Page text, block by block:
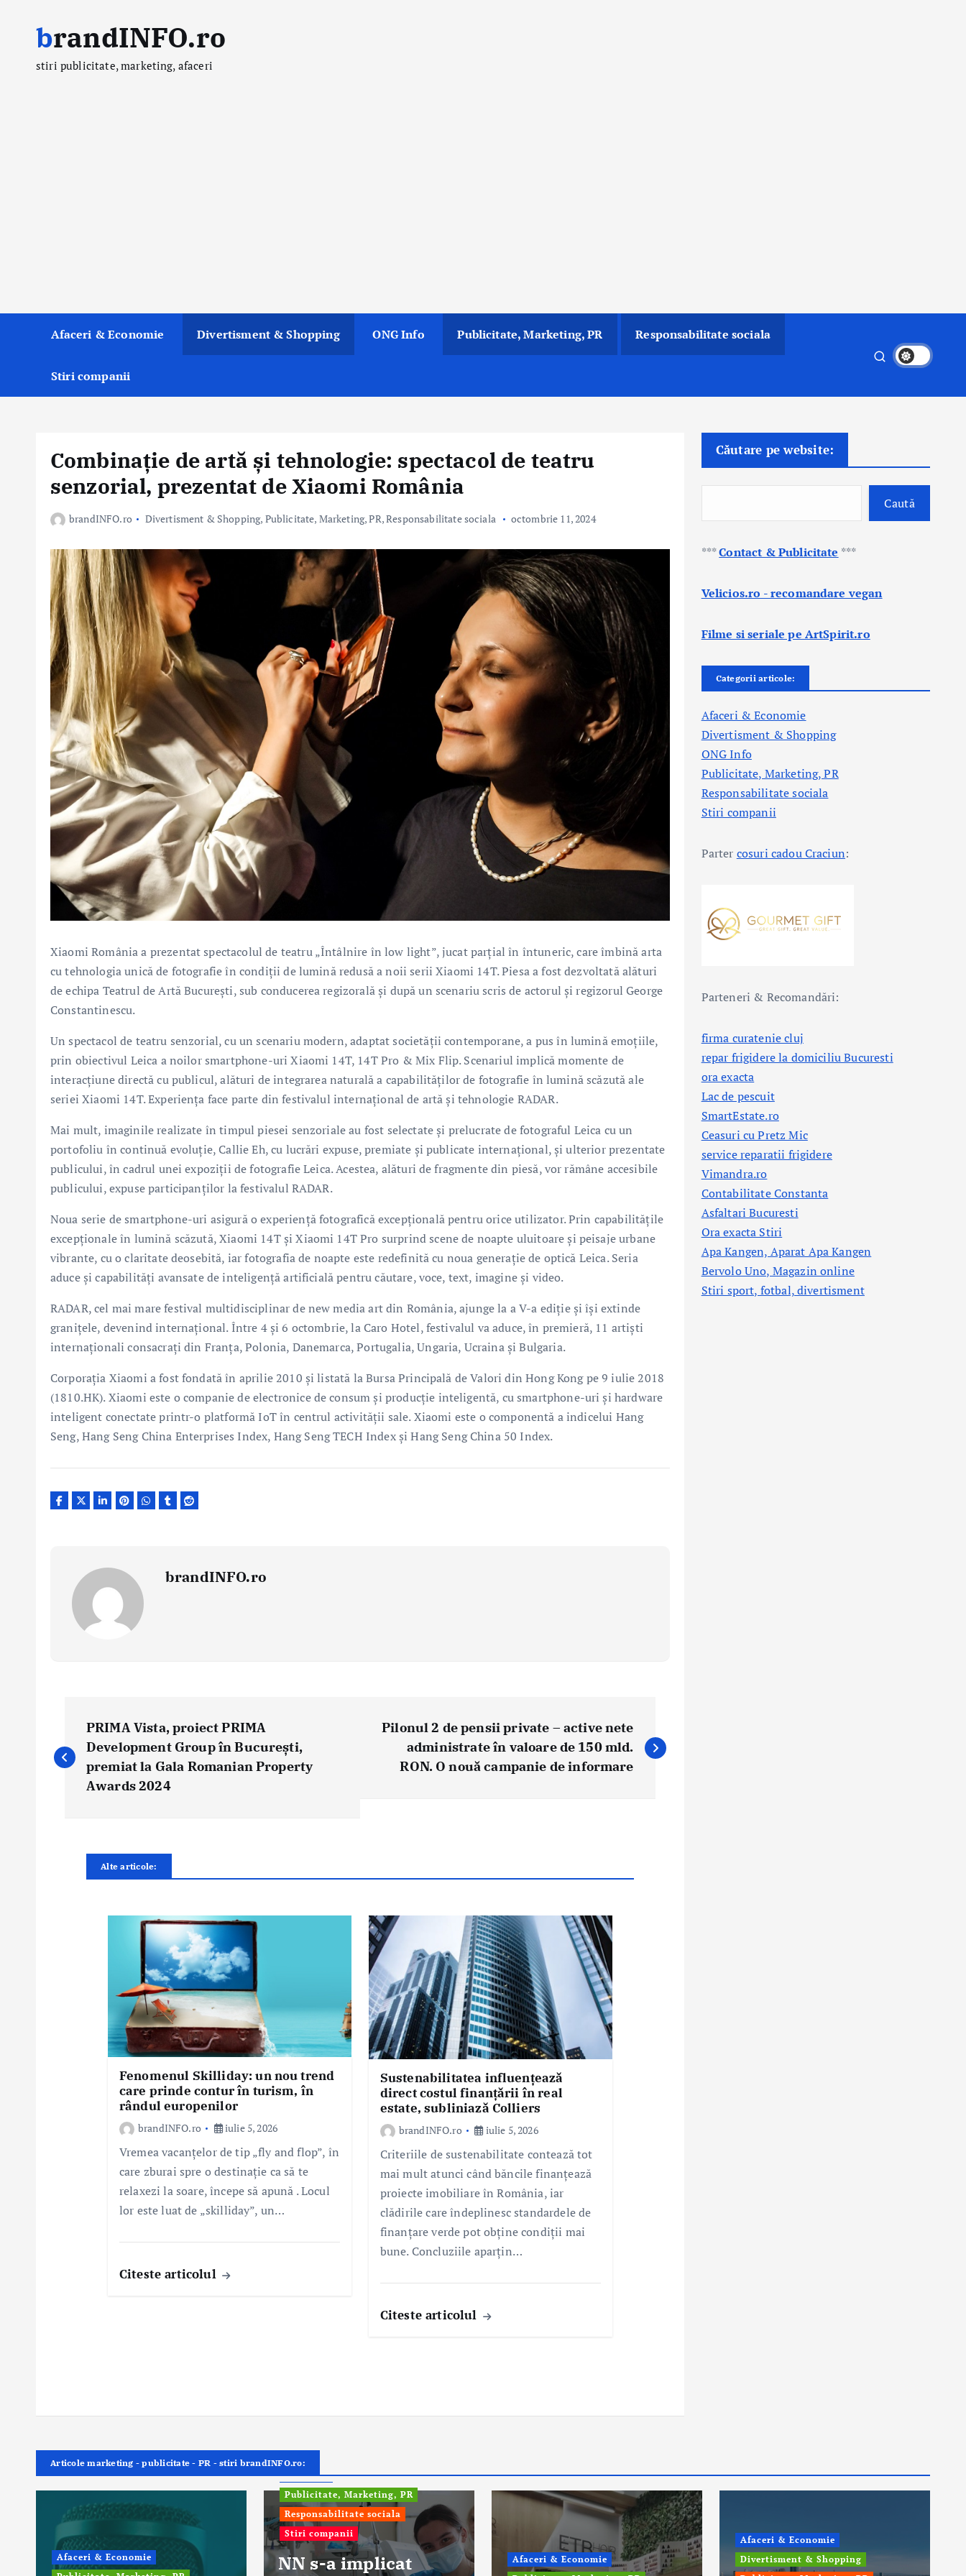
brandINFO.ro
stiri publicitate, marketing, afaceri
Afaceri & Economie Divertisment & Shopping ONG Info Publicitate, Marketing, PR Responsabilitate sociala
Stiri companii
Combinație de artă și tehnologie: spectacol de teatru
senzorial, prezentat de Xiaomi România
brandINFO.ro Divertisment & Shopping, Publicitate, Marketing, PR,Responsabilitate sociala octombrie 11, 2024
Xiaomi România a prezentat spectacolul de teatru „Întâlnire în low light”, jucat parțial în întuneric, care îmbină arta
cu tehnologia unică de fotografie în condiții de lumină redusă a noii serii Xiaomi 14T. Piesa a fost dezvoltată alături
de echipa Teatrul de Artă București, sub conducerea regizorală și după un scenariu scris de actorul și regizorul George
Constantinescu.
Un spectacol de teatru senzorial, cu un scenariu modern, adaptat societății contemporane, a pus în lumină emoțiile,
prin obiectivul Leica a noilor smartphone-uri Xiaomi 14T, 14T Pro & Mix Flip. Scenariul implică momente de
interacțiune directă cu publicul, alături de integrarea naturală a capabilităților de fotografie în lumină scăzută ale
seriei Xiaomi 14T. Experiența face parte din festivalul internațional de artă și tehnologie RADAR.
Mai mult, imaginile realizate în timpul piesei senzoriale au fost selectate și prelucrate de fotograful Leica cu un
portofoliu în continuă evoluție, Callie Eh, cu lucrări expuse, premiate și publicate internațional, și ulterior prezentate
publicului, în cadrul unei expoziții de fotografie Leica. Acestea, alături de fragmente din piesă, vor rămâne accesibile
publicului, expuse participanților la festivalul RADAR.
Noua serie de smartphone-uri asigură o experiență fotografică excepțională pentru orice utilizator. Prin capabilitățile
excepționale în lumină scăzută, Xiaomi 14T și Xiaomi 14T Pro surprind scene de noapte uluitoare și peisaje urbane
vibrante, cu o claritate deosebită, iar fotografia de noapte este redefinită cu noua generație de optică Leica. Seria
aduce și capabilități avansate de inteligență artificială pentru căutare, voce, text, imagine și video.
RADAR, cel mai mare festival multidisciplinar de new media art din România, ajunge la a V-a ediţie şi își extinde
granițele, devenind internațional. Între 4 şi 6 octombrie, la Caro Hotel, festivalul va aduce, în premieră, 11 artiști
internaționali consacrați din Franța, Polonia, Danemarca, Portugalia, Ungaria, Ucraina şi Bulgaria.
Corporația Xiaomi a fost fondată în aprilie 2010 și listată la Bursa Principală de Valori din Hong Kong pe 9 iulie 2018
(1810.HK). Xiaomi este o companie de electronice de consum și producție inteligentă, cu smartphone-uri și hardware
inteligent conectate printr-o platformă IoT în centrul activității sale. Xiaomi este o componentă a indicelui Hang
Seng, Hang Seng China Enterprises Index, Hang Seng TECH Index și Hang Seng China 50 Index.
brandINFO.ro
v
i
PRIMA Vista, proiect PRIMA
Development Group în București,
premiat la Gala Romanian Property
Awards 2024
Pilonul 2 de pensii private – active nete
administrate în valoare de 150 mld.
RON. O nouă campanie de informare
Alte articole:
Fenomenul Skilliday: un nou trend
care prinde contur în turism, în
rândul europenilor
brandINFO.ro iulie 5, 2026
Vremea vacanțelor de tip „fly and flop”, în
care zburai spre o destinație ca să te
relaxezi la soare, începe să apună . Locul
lor este luat de „skilliday”, un…
Citeste articolul
Sustenabilitatea influențează
direct costul finanțării în real
estate, subliniază Colliers
brandINFO.ro iulie 5, 2026
Criteriile de sustenabilitate contează tot
mai mult atunci când băncile finanțează
proiecte imobiliare în România, iar
clădirile care îndeplinesc standardele de
finanțare verde pot obține condiții mai
bune. Concluziile aparțin…
Citeste articolul
Căutare pe website:
Caută
***Contact & Publicitate ***
Velicios.ro - recomandare vegan
Filme si seriale pe ArtSpirit.ro
Categorii articole:
Afaceri & Economie
Divertisment & Shopping
ONG Info
Publicitate, Marketing, PR
Responsabilitate sociala
Stiri companii
Parter cosuri cadou Craciun:
Parteneri & Recomandări:
firma curatenie cluj
repar frigidere la domiciliu Bucuresti
ora exacta
Lac de pescuit
SmartEstate.ro
Ceasuri cu Pretz Mic
service reparatii frigidere
Vimandra.ro
Contabilitate Constanta
Asfaltari Bucuresti
Ora exacta Stiri
Apa Kangen, Aparat Apa Kangen
Bervolo Uno, Magazin online
Stiri sport, fotbal,divertisment
Articole marketing - publicitate - PR - stiri brandINFO.ro:
Afaceri & Economie
ONG Info
Publicitate, Marketing, PR
Responsabilitate sociala
Stiri companii
NN s-a implicat
Afaceri & Economie
Afaceri & Economie
Divertisment & Shopping